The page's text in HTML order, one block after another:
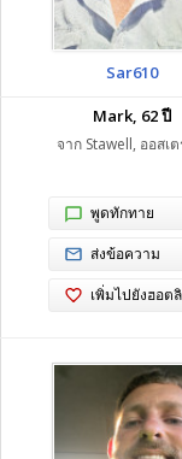
Sar610
Mark, 62 ปี
จาก Stawell, ออสเต
พูดทักทาย
ส่งข้อความ
เพิ่มไปยังฮอต